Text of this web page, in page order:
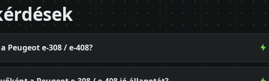
Peugeot e-308 / e-408?